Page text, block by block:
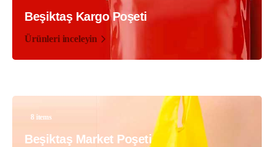
Beşiktaş Kargo Poşeti
Ürünleri inceleyin
8 items
Beşiktaş Market Poşeti